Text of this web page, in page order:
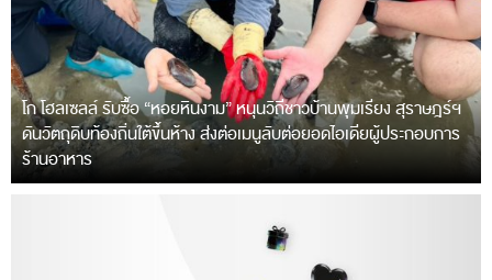
โก โฮลเซลล์ รับซื้อ “หอยหินงาม” หนุนวิถีชาวบ้านพุมเรียง สุราษฎร์ฯ
ดันวัตถุดิบท้องถิ่นใต้ขึ้นห้าง ส่งต่อเมนูลับต่อยอดไอเดียผู้ประกอบการ
ร้านอาหาร